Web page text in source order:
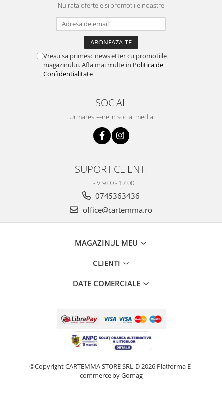
Nu rata ofertele si promotiile noastre
Vreau sa primesc newsletter cu promotiile
magazinului. Afla mai multe in Politica de
Confidentialitate
SOCIAL
Urmareste-ne in social media
SUPORT CLIENTI
L - V 9.00 - 17.00
0745363436
office@cartemma.ro
MAGAZINUL MEU
CLIENTI
DATE COMERCIALE
©Copyright CARTEMMA STORE SRL-D 2026 Platforma E-
commerce by Gomag